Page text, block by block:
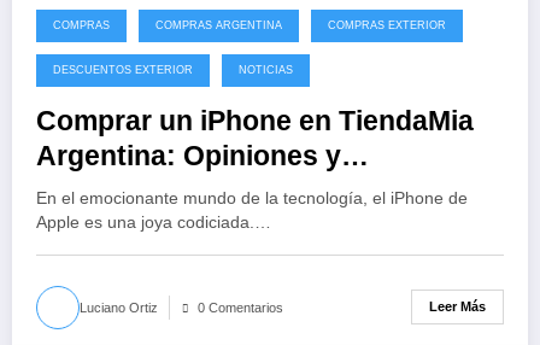
COMPRAS COMPRAS ARGENTINA COMPRAS EXTERIOR
DESCUENTOS EXTERIOR NOTICIAS
Comprar un iPhone en TiendaMia
Argentina: Opiniones y
Descuentos
En el emocionante mundo de la tecnología, el iPhone de
Apple es una joya codiciada.…
Luciano Ortiz 0 Comentarios Leer Más